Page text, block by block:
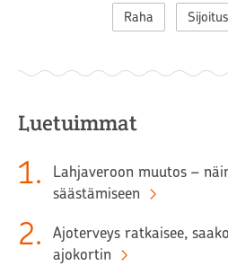
Raha
Luetuimmat
1.
Lahjaveroon muutos –
säästämiseen
2.
Ajoterveys ratkaisee,
ajokortin